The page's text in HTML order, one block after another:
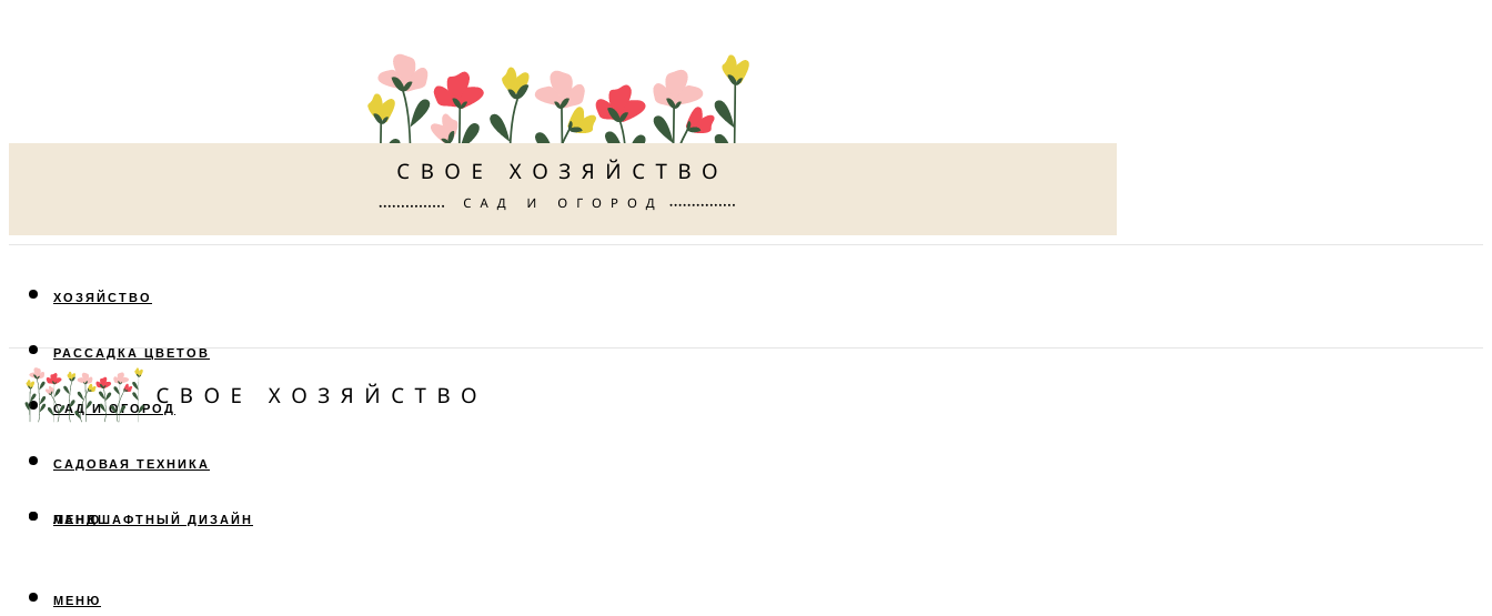
ХОЗЯЙСТВО
РАССАДКА ЦВЕТОВ
САД И ОГОРОД
САДОВАЯ ТЕХНИКА
ЛАНДШАФТНЫЙ ДИЗАЙН
МЕНЮ
МЕНЮ